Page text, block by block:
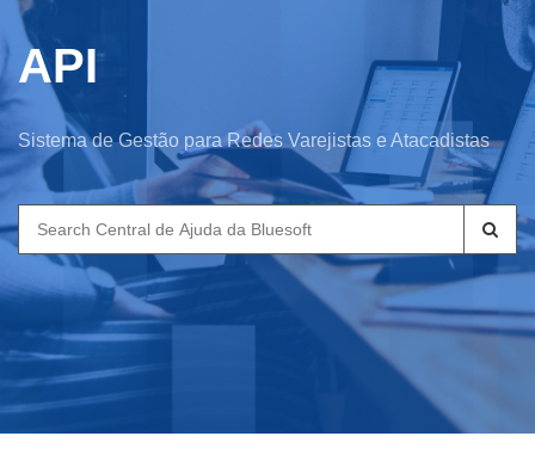
API
Sistema de Gestão para Redes Varejistas e Atacadistas
Search
for: